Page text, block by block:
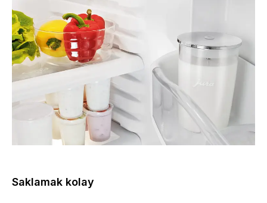
Saklamak kolay